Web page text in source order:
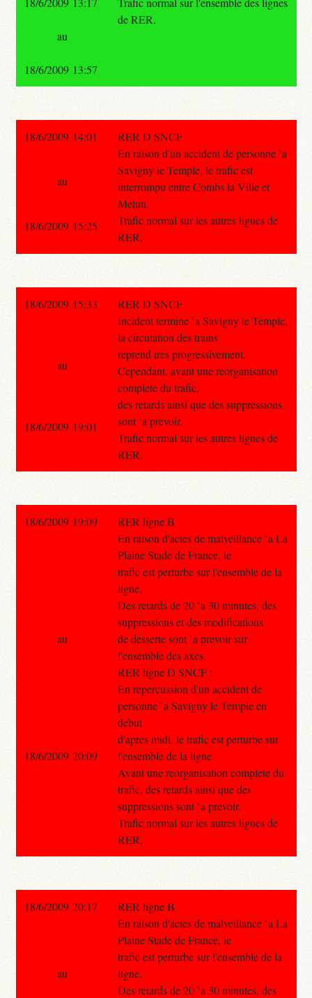
de RER.
au
18/6/2009 13:57
18/6/2009 14:01
RER D SNCF
En raison d'un accident de personne `a
Savigny le Temple, le trafic est
interrompu entre Combs la Ville et
Melun.
Trafic normal sur les autres lignes de
RER.
au
18/6/2009 15:25
18/6/2009 15:33
RER D SNCF
Incident termine `a Savigny le Temple,
la circulation des trains
reprend tres progressivement.
Cependant, avant une reorganisation
complete du trafic,
des retards ainsi que des suppressions
sont `a prevoir.
Trafic normal sur les autres lignes de
RER.
au
18/6/2009 19:01
18/6/2009 19:09
RER ligne B
En raison d'actes de malveillance `a La
Plaine Stade de France, le
trafic est perturbe sur l'ensemble de la
ligne.
Des retards de 20 `a 30 minutes, des
suppressions et des modifications
de desserte sont `a prevoir sur
l'ensemble des axes.
RER ligne D SNCF :
En repercussion d'un accident de
personne `a Savigny le Temple en
debut
d'apres midi, le trafic est perturbe sur
l'ensemble de la ligne.
Avant une reorganisation complete du
trafic, des retards ainsi que des
suppressions sont `a prevoir.
Trafic normal sur les autres lignes de
RER.
au
18/6/2009 20:09
18/6/2009 20:17
RER ligne B
En raison d'actes de malveillance `a La
Plaine Stade de France, le
trafic est perturbe sur l'ensemble de la
ligne.
Des retards de 20 `a 30 minutes, des
au